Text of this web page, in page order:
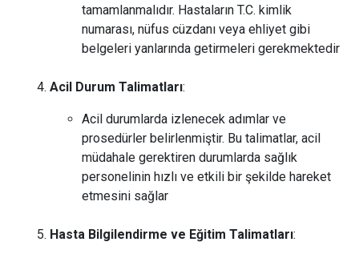
tamamlanmalıdır. Hastaların T.C. kimlik
numarası, nüfus cüzdanı veya ehliyet gibi
belgeleri yanlarında getirmeleri gerekmektedir
Acil Durum Talimatları:
Acil durumlarda izlenecek adımlar ve
prosedürler belirlenmiştir. Bu talimatlar, acil
müdahale gerektiren durumlarda sağlık
personelinin hızlı ve etkili bir şekilde hareket
etmesini sağlar
Hasta Bilgilendirme ve Eğitim Talimatları: